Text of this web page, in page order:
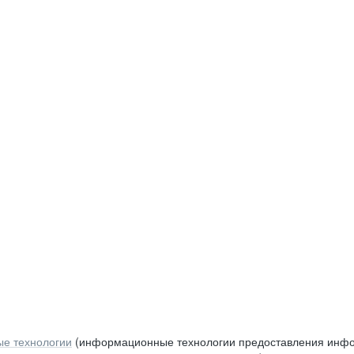
технологии (информационные технологии предоставления